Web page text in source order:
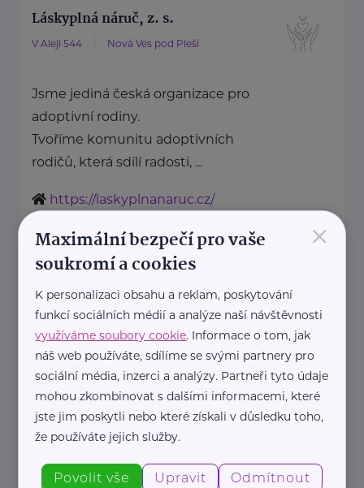
Láskyplná náruč, z. s.
V Aleji 544 Nová Ves pod Pleší
Jsme jediná česká organizace pro
adoptivní rodiny.
Tvoříme komunitu adoptivních
rodičů, která sdílí radosti, ...
https://laskyplnanaruc.cz/
info@laskyplnanaruc.cz
Nadační fond SPOLUŽIVOT
Sezimova 3 Praha 4
Nadační fond SPOLUŽIVOT
propaguje hostitelskou péči a
propojuje děti z dětských
domovů se zájemci ...
https://www.spoluzivot.cz/
×
Maximální bezpečí pro vaše
soukromí a cookies
K personalizaci obsahu a reklam, poskytování
funkcí sociálních médií a analýze naší návštěvnosti
využíváme soubory cookie. Informace o tom, jak
náš web používáte, sdílíme se svými partnery pro
sociální média, inzerci a analýzy. Partneři tyto údaje
mohou zkombinovat s dalšími informacemi, které
jste jim poskytli nebo které získali v důsledku toho,
že používáte jejich služby.
Povolit vše Upravit Odmítnout